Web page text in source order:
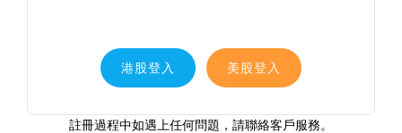
港股登入 美股登入
註冊過程中如遇上任何問題，請聯絡客戶服務。